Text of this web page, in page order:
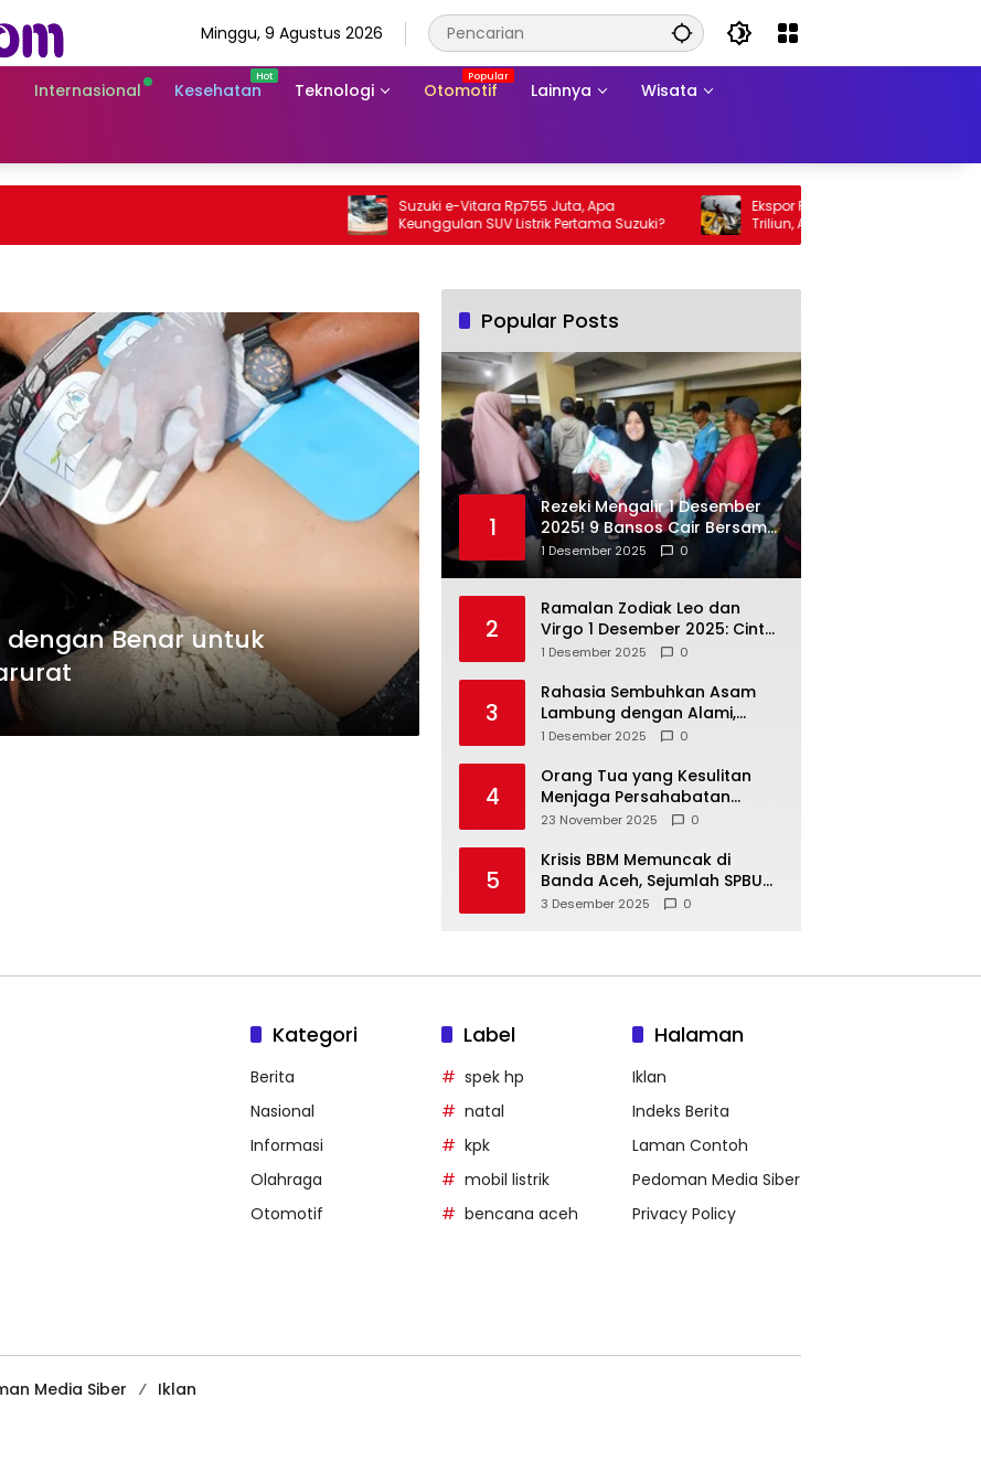
Minggu, 9 Agustus 2026
Internasional Kesehatan Teknologi Otomotif Lainnya Wisata
Suzuki e-Vitara Rp755 Juta, Apa
Keunggulan SUV Listrik Pertama Suzuki?
Ekspor Perikanan 2025 Tembus Rp105
Triliun, AS Jadi Pasar Utama
dengan Benar untuk
Popular Posts
1
Rezeki Mengalir 1 Desember
2025! 9 Bansos Cair Bersama:
PKH, BPNT, dan KKS Mandiri
Double
1 Desember 2025 0
2
Ramalan Zodiak Leo dan
Virgo 1 Desember 2025: Cinta,
Karir, Kesehatan, dan
1 Desember 2025 0
3
Rahasia Sembuhkan Asam
Lambung dengan Alami,
Nomor 4 Disalahpahami
1 Desember 2025 0
4
Orang Tua yang Kesulitan
Menjaga Persahabatan
Biasanya Lakukan 8 Hal Ini
23 November 2025 0
5
Krisis BBM Memuncak di
Banda Aceh, Sejumlah SPBU
Tutup Total
3 Desember 2025 0
Kategori
Berita
Nasional
Informasi
Olahraga
Otomotif
Label
spek hp
natal
kpk
mobil listrik
bencana aceh
Halaman
Iklan
Indeks Berita
Laman Contoh
Pedoman Media Siber
Privacy Policy
Media Siber
Iklan